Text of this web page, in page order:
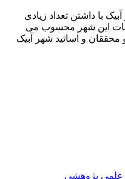
با داشتن تعداد زیادی
این شهر محسوب می
محققان و اساتید شهر آبیک
علمی پژوهشی